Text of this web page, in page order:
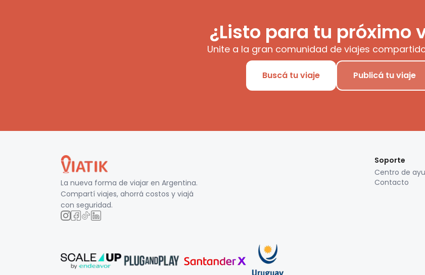
¿Listo para tu próximo
Unite a la gran comunidad de viajes
Buscá tu viaje Publicá tu viaje
La nueva forma de viajar en Argentina.
Compartí viajes, ahorrá costos y viajá
con seguridad.
Soporte
Centro de
Contacto